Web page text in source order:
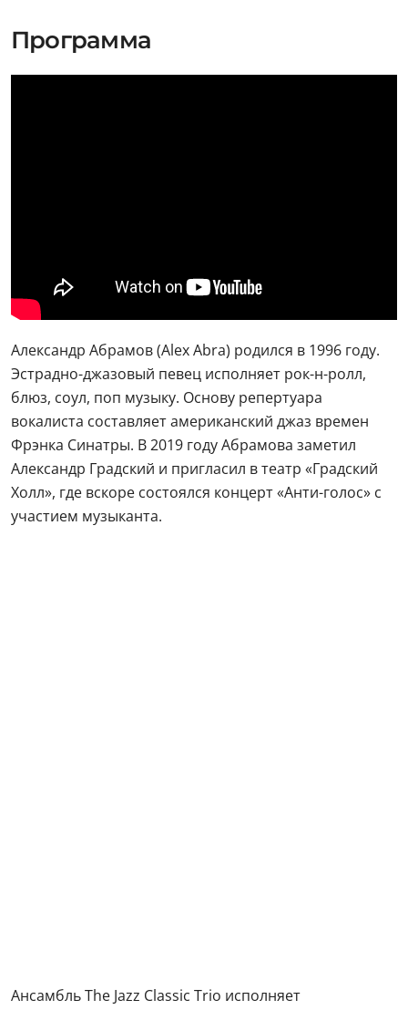
Программа
Александр Абрамов (Alex Abra) родился в 1996 году.
Эстрадно-джазовый певец исполняет рок-н-ролл,
блюз, соул, поп музыку. Основу репертуара
вокалиста составляет американский джаз времен
Фрэнка Синатры. В 2019 году Абрамова заметил
Александр Градский и пригласил в театр «Градский
Холл», где вскоре состоялся концерт «Анти-голос» с
участием музыканта.
Ансамбль The Jazz Classic Trio исполняет